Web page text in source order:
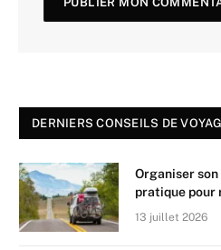
DERNIERS CONSEILS DE
Organiser
pratique pour
13 juillet 2026